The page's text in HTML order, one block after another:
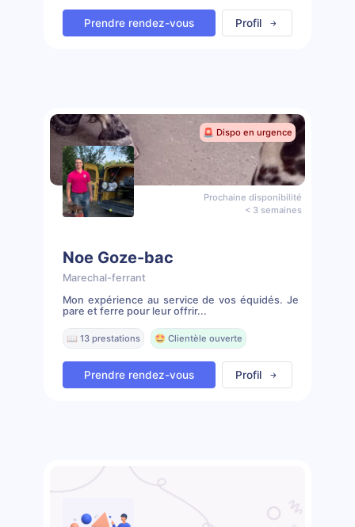
Prendre rendez-vous Profil
🚨 Dispo en urgence
Prochaine disponibilité
< 3 semaines
Noe Goze-bac
Marechal-ferrant
Mon expérience au service de vos équidés. Je
pare et ferre pour leur offrir...
📖 13 prestations 🤩 Clientèle ouverte
Prendre rendez-vous Profil